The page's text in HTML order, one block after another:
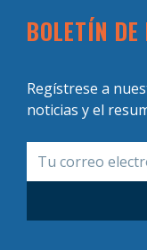
BOLETÍN
Regístrese a
noticias y el